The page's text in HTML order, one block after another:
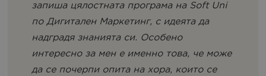
запиша цялостната програма на Soft Uni
по Дигитален Маркетинг, с идеята да
надградя знанията си. Особено
интересно за мен е именно това, че може
да се почерпи опита на хора, които се